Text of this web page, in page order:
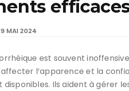
MAI 2024
est souvent
l’apparence et la
Ils aident à gérer